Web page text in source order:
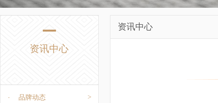
资讯中心
· 品牌动态 >
资讯中心